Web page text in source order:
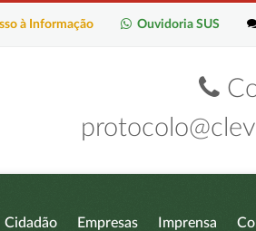
Ouvidoria SUS
à Informação
Cidadão Empresas Imprensa